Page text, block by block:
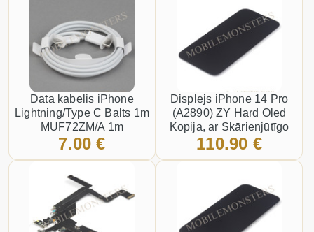
Data kabelis iPhone
Lightning/Type C Balts 1m
MUF72ZM/A 1m
MUF72ZM/A
7.00 €
Displejs iPhone 14 Pro
(A2890) ZY Hard Oled
Kopija, ar Skārienjūtīgo
stiklu un apkart ramiti
110.90 €